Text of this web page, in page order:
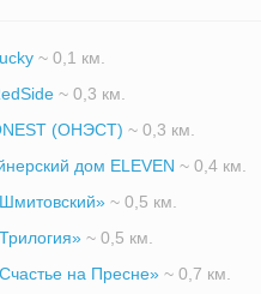
~ 0,1 км.
~ 0,3 км.
(ОНЭСТ) ~ 0,3 км.
дом ELEVEN ~ 0,4 км.
~ 0,5 км.
~ 0,5 км.
на Пресне» ~ 0,7 км.